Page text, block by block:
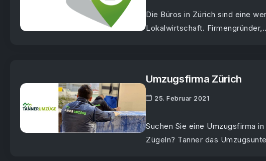
Die Büros in Zürich sind eine
Lokalwirtschaft.
Umzugsfirma Zürich
25. Februar 2021
Suchen Sie eine Umzugsfirma
Zügeln? Tanner das